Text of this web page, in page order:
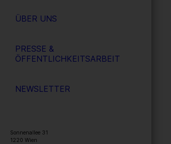
ÜBER UNS
PRESSE &
ÖFFENTLICHKEITSARBEIT
NEWSLETTER
Sonnenallee 31
1220 Wien